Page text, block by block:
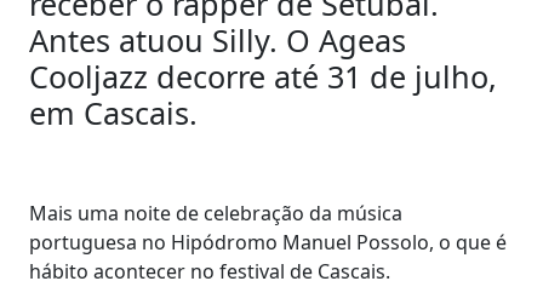
Antes atuou Silly. O Ageas
Cooljazz decorre até 31 de julho,
em Cascais.
Mais uma noite de celebração da música
portuguesa no Hipódromo Manuel Possolo, o que é
hábito acontecer no festival de Cascais.